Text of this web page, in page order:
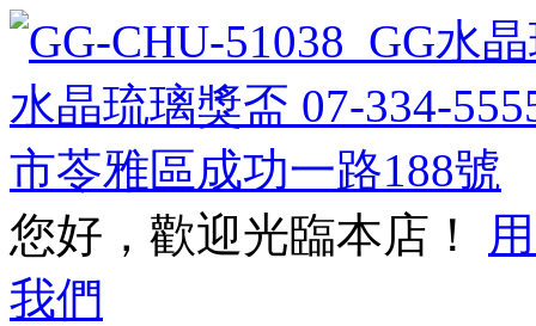
您好，歡迎光臨本店！
我們